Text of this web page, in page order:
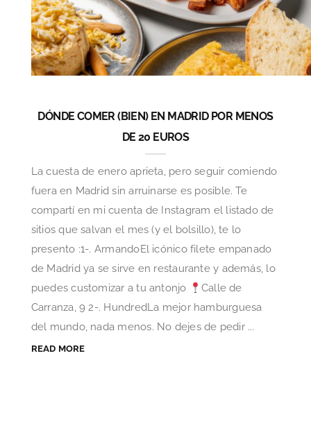
DÓNDE COMER (BIEN) EN MADRID POR MENOS
DE 20 EUROS
La cuesta de enero aprieta, pero seguir comiendo
fuera en Madrid sin arruinarse es posible. Te
compartí en mi cuenta de Instagram el listado de
sitios que salvan el mes (y el bolsillo), te lo
presento :1-. ArmandoEl icónico filete empanado
de Madrid ya se sirve en restaurante y además, lo
puedes customizar a tu antonjo
Calle de
Carranza, 9 2-. HundredLa mejor hamburguesa
del mundo, nada menos. No dejes de pedir ...
READ MORE